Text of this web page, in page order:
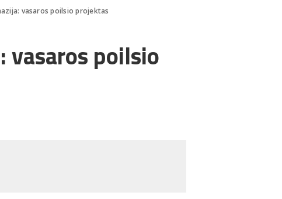
vasaros poilsio projektas
vasaros poilsio